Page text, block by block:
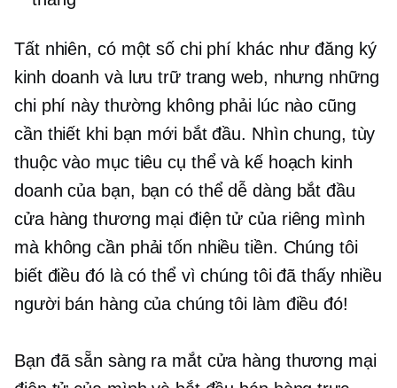
Tất nhiên, có một số chi phí khác như đăng ký
kinh doanh và lưu trữ trang web, nhưng những
chi phí này thường không phải lúc nào cũng
cần thiết khi bạn mới bắt đầu. Nhìn chung, tùy
thuộc vào mục tiêu cụ thể và kế hoạch kinh
doanh của bạn, bạn có thể dễ dàng bắt đầu
cửa hàng thương mại điện tử của riêng mình
mà không cần phải tốn nhiều tiền. Chúng tôi
biết điều đó là có thể vì chúng tôi đã thấy nhiều
người bán hàng của chúng tôi làm điều đó!
Bạn đã sẵn sàng ra mắt cửa hàng thương mại